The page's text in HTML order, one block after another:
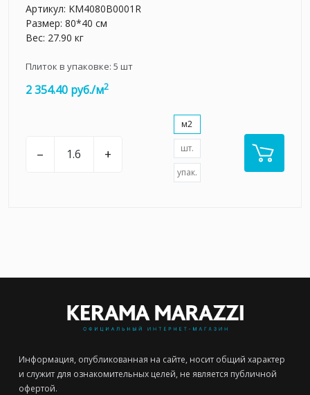
Артикул: KM4080B0001R
Размер: 80*40 см
Вес: 27.90 кг
Плиток в упаковке: 5 шт
2 354.40 руб./м2
– +
м2
шт.
упак.
Информация, опубликованная на сайте, носит общий характер
и служит для ознакомительных целей, не является публичной
офертой.